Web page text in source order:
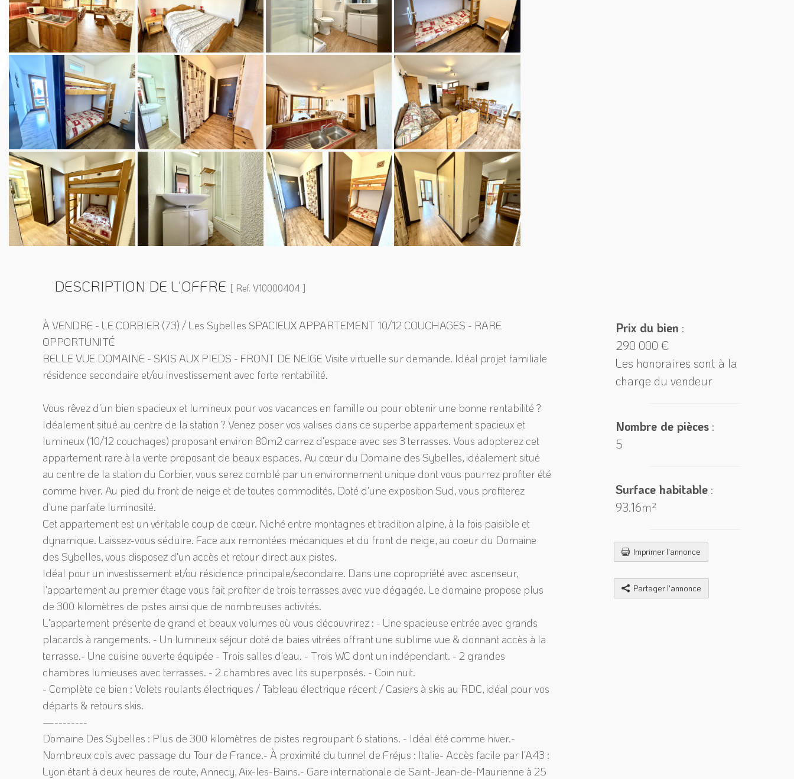
DESCRIPTION DE L'OFFRE [ Ref. V10000404 ]
À VENDRE - LE CORBIER (73) / Les Sybelles SPACIEUX APPARTEMENT 10/12 COUCHAGES - RARE
OPPORTUNITÉ
BELLE VUE DOMAINE - SKIS AUX PIEDS - FRONT DE NEIGE Visite virtuelle sur demande. Idéal projet familiale
résidence secondaire et/ou investissement avec forte rentabilité.
Vous rêvez d'un bien spacieux et lumineux pour vos vacances en famille ou pour obtenir une bonne rentabilité ?
Idéalement situé au centre de la station ? Venez poser vos valises dans ce superbe appartement spacieux et
lumineux (10/12 couchages) proposant environ 80m2 carrez d'espace avec ses 3 terrasses. Vous adopterez cet
appartement rare à la vente proposant de beaux espaces. Au cœur du Domaine des Sybelles, idéalement situé
au centre de la station du Corbier, vous serez comblé par un environnement unique dont vous pourrez profiter été
comme hiver. Au pied du front de neige et de toutes commodités. Doté d'une exposition Sud, vous profiterez
d'une parfaite luminosité.
Cet appartement est un véritable coup de cœur. Niché entre montagnes et tradition alpine, à la fois paisible et
dynamique. Laissez-vous séduire. Face aux remontées mécaniques et du front de neige, au coeur du Domaine
des Sybelles, vous disposez d'un accès et retour direct aux pistes.
Idéal pour un investissement et/ou résidence principale/secondaire. Dans une copropriété avec ascenseur,
l'appartement au premier étage vous fait profiter de trois terrasses avec vue dégagée. Le domaine propose plus
de 300 kilomètres de pistes ainsi que de nombreuses activités.
L'appartement présente de grand et beaux volumes où vous découvrirez : - Une spacieuse entrée avec grands
placards à rangements. - Un lumineux séjour doté de baies vitrées offrant une sublime vue & donnant accès à la
terrasse.- Une cuisine ouverte équipée - Trois salles d'eau. - Trois WC dont un indépendant. - 2 grandes
chambres lumieuses avec terrasses. - 2 chambres avec lits superposés. - Coin nuit.
- Complète ce bien : Volets roulants électriques / Tableau électrique récent / Casiers à skis au RDC, idéal pour vos
départs & retours skis.
—--------
Domaine Des Sybelles : Plus de 300 kilomètres de pistes regroupant 6 stations. - Idéal été comme hiver.-
Nombreux cols avec passage du Tour de France.- À proximité du tunnel de Fréjus : Italie- Accès facile par l'A43 :
Lyon étant à deux heures de route, Annecy, Aix-les-Bains.- Gare internationale de Saint-Jean-de-Maurienne à 25
Prix du bien :
290 000 €
Les honoraires sont à la
charge du vendeur
Nombre de pièces :
5
Surface habitable :
93.16m²
Imprimer l'annonce
Partager l'annonce